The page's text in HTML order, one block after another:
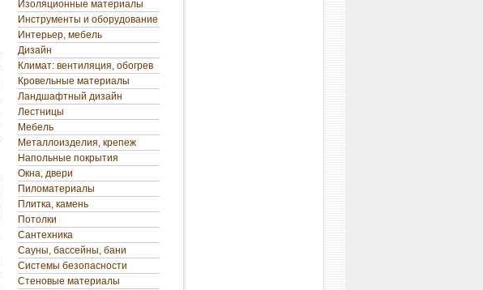
Изоляционные материалы
Инструменты и оборудование
Интерьер, мебель
Дизайн
Климат: вентиляция, обогрев
Кровельные материалы
Ландшафтный дизайн
Лестницы
Мебель
Металлоизделия, крепеж
Напольные покрытия
Окна, двери
Пиломатериалы
Плитка, камень
Потолки
Сантехника
Сауны, бассейны, бани
Системы безопасности
Стеновые материалы